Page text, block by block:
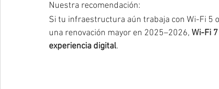
Nuestra recomendación:
Si tu infraestructura aún trabaja con Wi-Fi 5
una renovación mayor en 2025–2026, Wi-Fi
experiencia digital.